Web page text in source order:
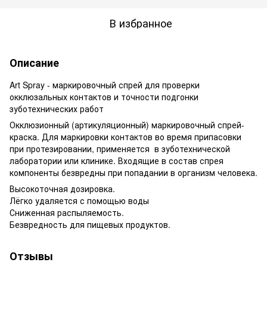
В избранное
Описание
Art Spray - маркировочный спрей для проверки
окклюзальных контактов и точности подгонки
зуботехнических работ
Окклюзионный (артикуляционный) маркировочный спрей-
краска. Для маркировки контактов во время припасовки
при протезировании, применяется в зуботехнической
лаборатории или клинике. Входящие в состав спрея
компоненты безвредны при попадании в организм человека.
Высокоточная дозировка.
Лёгко удаляется с помощью воды
Сниженная распыляемость.
Безвредность для пищевых продуктов.
Отзывы